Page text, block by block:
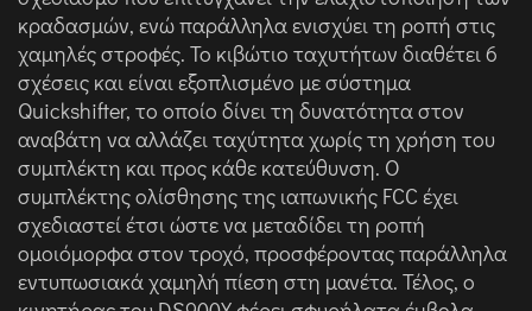
κραδασμών, ενώ παράλληλα ενισχύει τη ροπή στις
χαμηλές στροφές. Το κιβώτιο ταχυτήτων διαθέτει 6
σχέσεις και είναι εξοπλισμένο με σύστημα
Quickshifter, το οποίο δίνει τη δυνατότητα στον
αναβάτη να αλλάζει ταχύτητα χωρίς τη χρήση του
συμπλέκτη και προς κάθε κατεύθυνση. Ο
συμπλέκτης ολίσθησης της ιαπωνικής FCC έχει
σχεδιαστεί έτσι ώστε να μεταδίδει τη ροπή
ομοιόμορφα στον τροχό, προσφέροντας παράλληλα
εντυπωσιακά χαμηλή πίεση στη μανέτα. Τέλος, ο